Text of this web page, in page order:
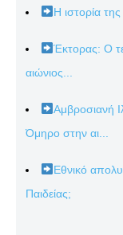
Η ιστορία της
Έκτορας: Ο
αιώνιος...
Αμβροσιανή
Όμηρο στην αι...
Εθνικό
Παιδείας;